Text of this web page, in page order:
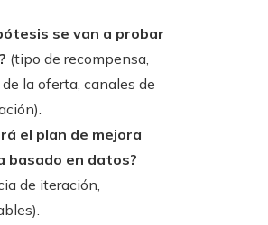
se van a probar
(tipo de recompensa,
la oferta, canales de
el plan de mejora
basado en datos?
de iteración,